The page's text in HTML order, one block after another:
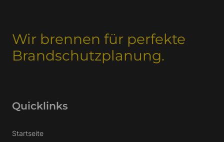
Wir brennen für perfekte
Brandschutzplanung.
Quicklinks
Startseite